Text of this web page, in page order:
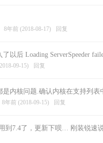
8年前 (2018-08-17) 回复
以后 Loading ServerSpeeder
09-15) 回复
是内核问题.确认内核在支持列表
8年前 (2018-09-15) 回复
到7.4了，更新下呗… 刚装锐速